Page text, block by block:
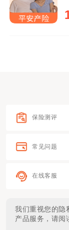
保险测评
常见问题
在线客服
我们重视您的隐
产品服务，请阅